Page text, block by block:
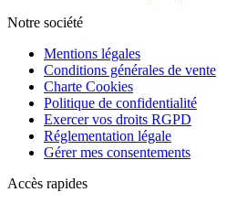
Notre société
Mentions légales
Conditions générales de vente
Charte Cookies
Politique de confidentialité
Exercer vos droits RGPD
Réglementation légale
Gérer mes consentements
Accès rapides